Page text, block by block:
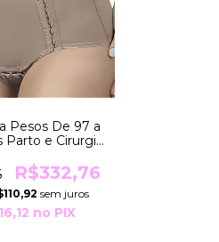
Pesos De 97 a
e Cirurgias
Yoga
R$332,76
sem juros
no PIX